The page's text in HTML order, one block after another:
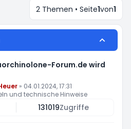
2 Themen • Seite1von1
Forum.de wird
» 04.01.2024, 17:31
und technische Hinweise
131019Zugriffe